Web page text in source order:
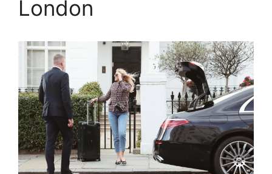
London